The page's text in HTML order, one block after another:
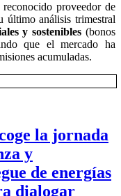
proveedor de
último análisis trimestral
y sostenibles (bonos
que el mercado ha
acumuladas.
la jornada
y
de energías
dialogar